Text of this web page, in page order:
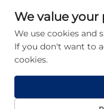
Szerzői jog ©
Manufacturing Co.,
We value your
We use cookies and
If you don't want to
cookies.